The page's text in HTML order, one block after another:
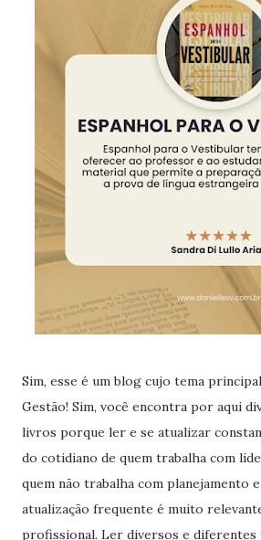
Sim, esse é um blog cujo tema
Gestão! Sim, você encontra por aqui
livros porque ler e se atualizar
do cotidiano de quem trabalha com
quem não trabalha com planejamento
atualização frequente é muito
profissional. Ler diversos e diferentes